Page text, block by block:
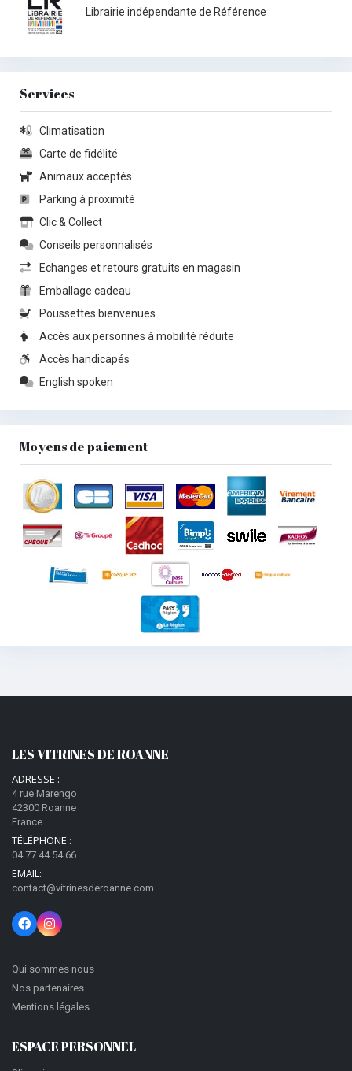
Librairie indépendante de Référence
Services
Climatisation
Carte de fidélité
Animaux acceptés
Parking à proximité
Clic & Collect
Conseils personnalisés
Echanges et retours gratuits en magasin
Emballage cadeau
Poussettes bienvenues
Accès aux personnes à mobilité réduite
Accès handicapés
English spoken
Moyens de paiement
LES VITRINES DE ROANNE
ADRESSE :
4 rue Marengo
42300 Roanne
France
TÉLÉPHONE :
04 77 44 54 66
EMAIL:
contact@vitrinesderoanne.com
Qui sommes nous
Nos partenaires
Mentions légales
ESPACE PERSONNEL